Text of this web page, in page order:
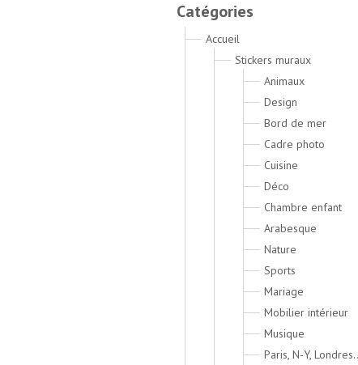
Catégories
Accueil
Stickers muraux
Animaux
Design
Bord de mer
Cadre photo
Cuisine
Déco
Chambre enfant
Arabesque
Nature
Sports
Mariage
Mobilier intérieur
Musique
Paris, N-Y,